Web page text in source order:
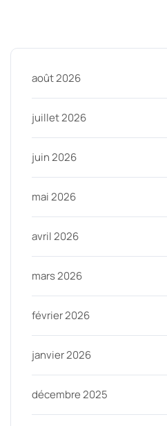
août 2026
juillet 2026
juin 2026
mai 2026
avril 2026
mars 2026
février 2026
janvier 2026
décembre 2025